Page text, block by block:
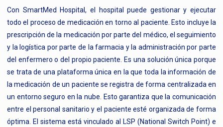
Con SmartMed Hospital, el hospital puede gestionar y ejecutar
todo el proceso de medicación en torno al paciente. Esto incluye la
prescripción de la medicación por parte del médico, el seguimiento
y la logística por parte de la farmacia y la administración por parte
del enfermero o del propio paciente. Es una solución única porque
se trata de una plataforma única en la que toda la información de
la medicación de un paciente se registra de forma centralizada en
un entorno seguro en la nube. Esto garantiza que la comunicación
entre el personal sanitario y el paciente esté organizada de forma
óptima. El sistema está vinculado al LSP (National Switch Point) e